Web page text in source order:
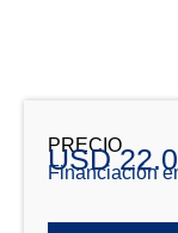
PRECIO
USD
Financiación